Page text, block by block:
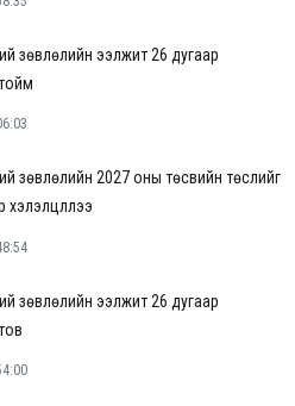
зөвлөлийн ээлжит 26 дугаар
зөвлөлийн 2027 оны төсвийн төслийг
зөвлөлийн ээлжит 26 дугаар